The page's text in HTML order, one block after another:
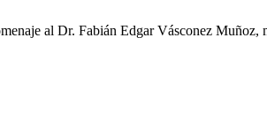
al Dr. Fabián Edgar Vásconez Muñoz,